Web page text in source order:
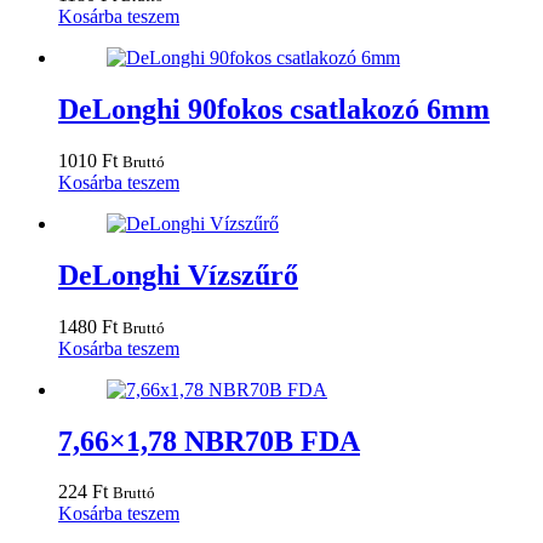
Kosárba teszem
DeLonghi 90fokos csatlakozó 6mm
1010 Ft Bruttó
Kosárba teszem
DeLonghi Vízszűrő
1480 Ft Bruttó
Kosárba teszem
7,66×1,78 NBR70B FDA
224 Ft Bruttó
Kosárba teszem